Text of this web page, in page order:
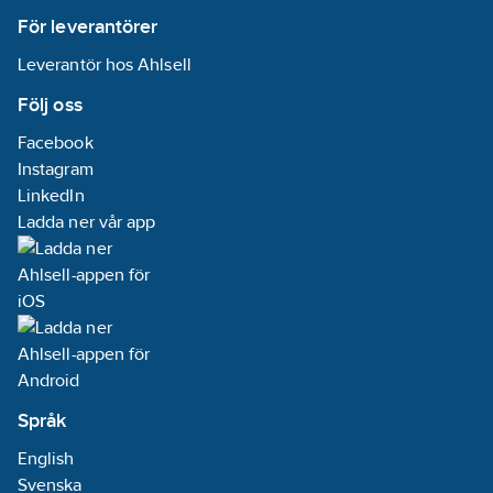
i stål och gavlar i
För leverantörer
Leverantör hos Ahlsell
Följ oss
Facebook
Instagram
LinkedIn
Ladda ner vår app
Språk
English
Svenska